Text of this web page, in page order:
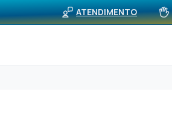
ATENDIMENTO
Rede Própria (APS) Notícias